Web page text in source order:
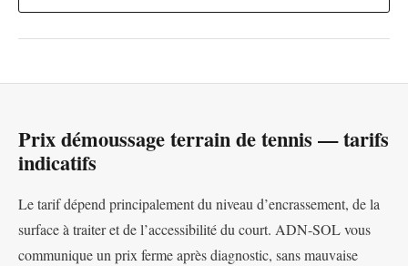
Prix démoussage terrain de tennis — tarifs
indicatifs
Le tarif dépend principalement du niveau d’encrassement, de la
surface à traiter et de l’accessibilité du court. ADN-SOL vous
communique un prix ferme après diagnostic, sans mauvaise